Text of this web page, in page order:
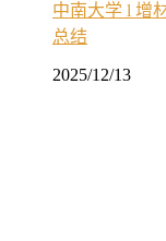
中南大学 l 增
总结
2025/12/13